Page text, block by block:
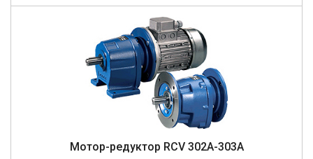
Мотор-редуктор RCV 302A-303A